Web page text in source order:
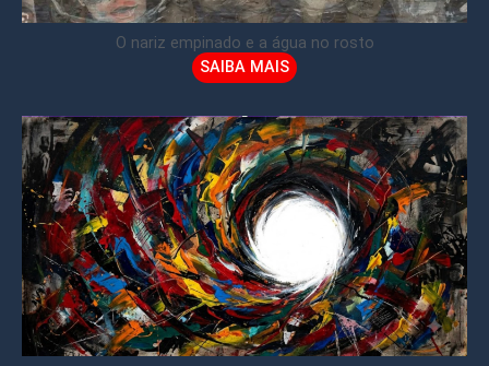
O nariz empinado e a água no rosto
SAIBA MAIS